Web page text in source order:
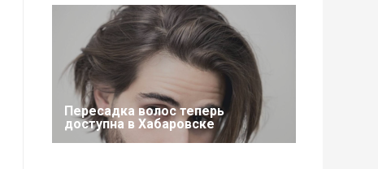
Пересадка волос теперь
доступна в Хабаровске